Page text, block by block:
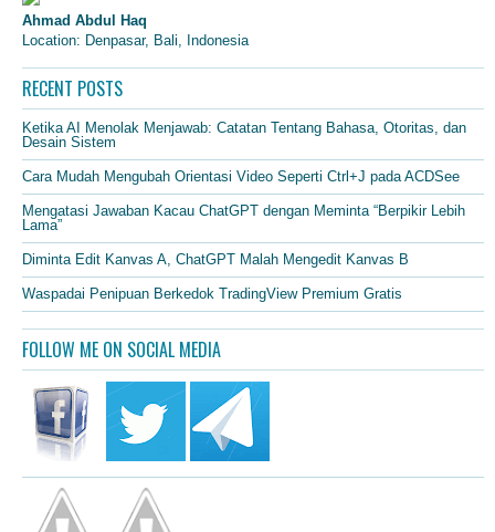
Ahmad Abdul Haq
Location: Denpasar, Bali, Indonesia
RECENT POSTS
Ketika AI Menolak Menjawab: Catatan Tentang Bahasa, Otoritas, dan
Desain Sistem
Cara Mudah Mengubah Orientasi Video Seperti Ctrl+J pada ACDSee
Mengatasi Jawaban Kacau ChatGPT dengan Meminta “Berpikir Lebih
Lama”
Diminta Edit Kanvas A, ChatGPT Malah Mengedit Kanvas B
Waspadai Penipuan Berkedok TradingView Premium Gratis
FOLLOW ME ON SOCIAL MEDIA